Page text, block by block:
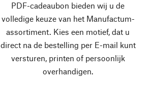
PDF-cadeaubon bieden wij u de
volledige keuze van het Manufactum-
assortiment. Kies een motief, dat u
direct na de bestelling per E-mail kunt
versturen, printen of persoonlijk
overhandigen.